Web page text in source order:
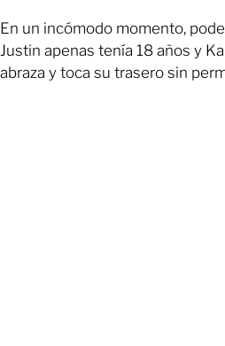
En un incómodo momento,
Justin apenas tenía 18 años y
abraza y toca su trasero sin